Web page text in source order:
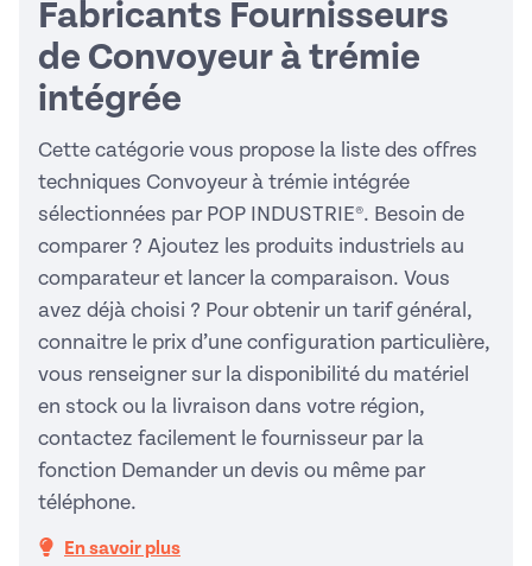
Fabricants Fournisseurs
de Convoyeur à trémie
intégrée
Cette catégorie vous propose la liste des offres
techniques Convoyeur à trémie intégrée
sélectionnées par POP INDUSTRIE®. Besoin de
comparer ? Ajoutez les produits industriels au
comparateur et lancer la comparaison. Vous
avez déjà choisi ? Pour obtenir un tarif général,
connaitre le prix d’une configuration particulière,
vous renseigner sur la disponibilité du matériel
en stock ou la livraison dans votre région,
contactez facilement le fournisseur par la
fonction Demander un devis ou même par
téléphone.
En savoir plus